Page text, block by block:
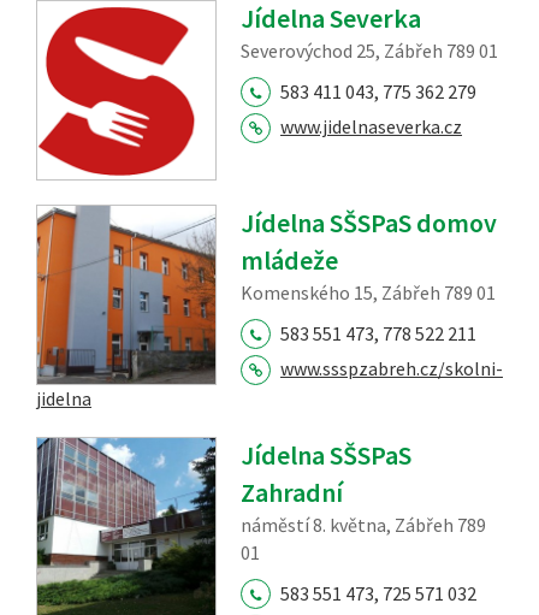
Jídelna Severka
Severovýchod 25, Zábřeh 789 01
583 411 043, 775 362 279
www.jidelnaseverka.cz
Jídelna SŠSPaS domov
mládeže
Komenského 15, Zábřeh 789 01
583 551 473, 778 522 211
www.ssspzabreh.cz/skolni-
jidelna
Jídelna SŠSPaS
Zahradní
náměstí 8. května, Zábřeh 789
01
583 551 473, 725 571 032